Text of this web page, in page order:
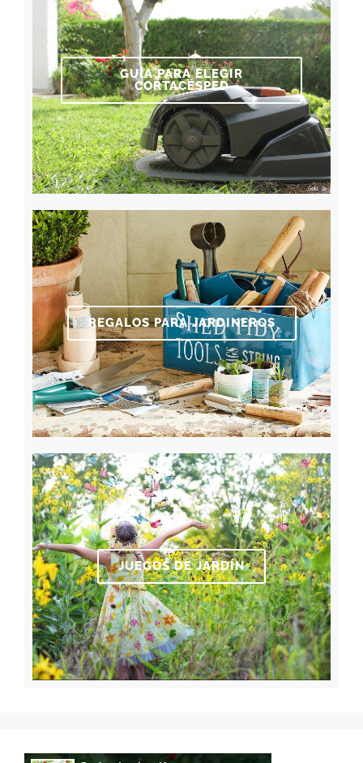
GUÍA PARA ELEGIR
CORTACÉSPED
REGALOS PARA JARDINEROS
JUEGOS DE JARDÍN